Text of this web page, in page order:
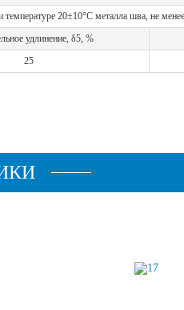
температуре 20±10°С металла шва, не менее
удлинение, δ5, %
25